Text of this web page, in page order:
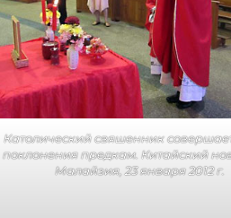
Католический свяшенник
поклонения предкам. Китайский
Малайзия, 23 января 2012 г.